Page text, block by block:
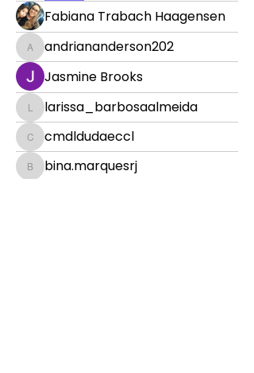
Fabiana Trabach Haagensen
andriananderson202
andriananderson202
Jasmine Brooks
larissa_barbosaalmeida
larissa_barbosaalmeida
cmdldudaeccl
cmdldudaeccl
bina.marquesrj
bina.marquesrj